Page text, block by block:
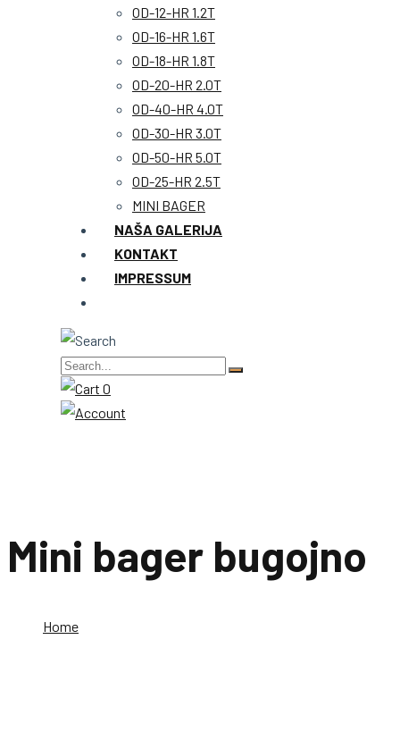
OD-12-HR 1.2T
OD-16-HR 1.6T
OD-18-HR 1.8T
OD-20-HR 2.0T
OD-40-HR 4.0T
OD-30-HR 3.0T
OD-50-HR 5.0T
OD-25-HR 2.5T
MINI BAGER
NAŠA GALERIJA
KONTAKT
IMPRESSUM
0
Mini bager bugojno
Home